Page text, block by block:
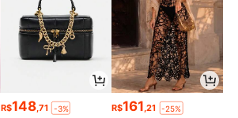
R$148,71 -3% R$161 ,21 -25%